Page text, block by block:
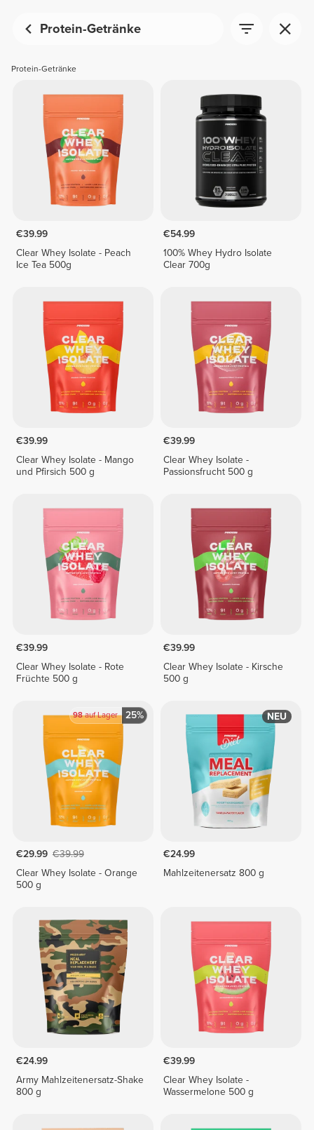
Protein-Getränke
Protein-Getränke
€39.99
Clear Whey Isolate - Peach
Ice Tea 500g
€54.99
100% Whey Hydro Isolate
Clear 700g
€39.99
Clear Whey Isolate - Mango
und Pfirsich 500 g
€39.99
Clear Whey Isolate -
Passionsfrucht 500 g
€39.99
Clear Whey Isolate - Rote
Früchte 500 g
€39.99
Clear Whey Isolate - Kirsche
500 g
98auf Lager 25%
€29.99 €39.99
Clear Whey Isolate - Orange
500 g
NEU
€24.99
Mahlzeitenersatz 800 g
€24.99
Army Mahlzeitenersatz-Shake
800 g
€39.99
Clear Whey Isolate -
Wassermelone 500 g